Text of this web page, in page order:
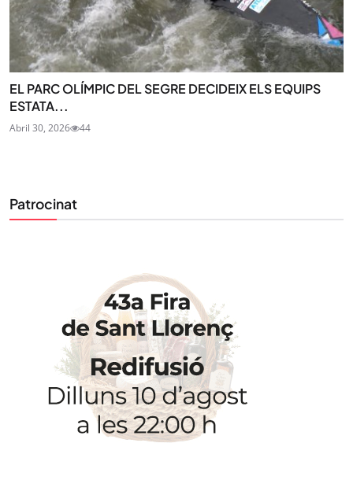
EL PARC OLÍMPIC DEL SEGRE DECIDEIX ELS EQUIPS
ESTATA...
Abril 30, 2026 44
Patrocinat
STAY UPDATED
Uneix-te al nostre butlletí
Tota l’actualitat, seleccionada i enviada directament
al teu correu. Subscriu-te al nostre butlletí i segueix
la informació que importa.